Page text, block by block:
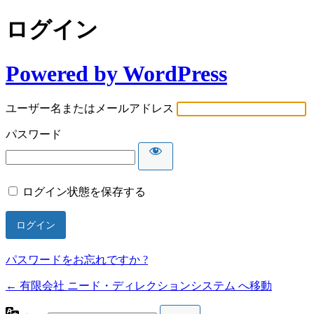
ログイン
Powered by WordPress
ユーザー名またはメールアドレス
パスワード
ログイン状態を保存する
パスワードをお忘れですか ?
← 有限会社 ニード・ディレクションシステム へ移動